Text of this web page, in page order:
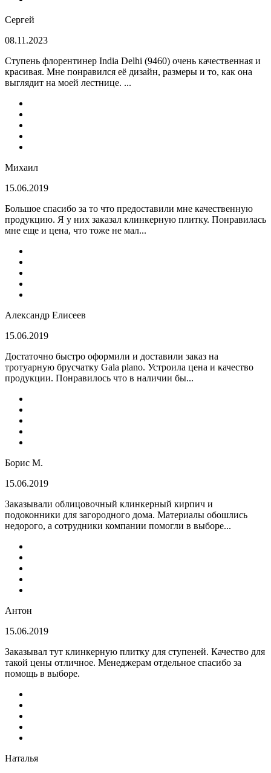
Сергей
08.11.2023
Ступень флорентинер India Delhi (9460) очень качественная и
красивая. Мне понравился её дизайн, размеры и то, как она
выглядит на моей лестнице. ...
Михаил
15.06.2019
Большое спасибо за то что предоставили мне качественную
продукцию. Я у них заказал клинкерную плитку. Понравилась
мне еще и цена, что тоже не мал...
Александр Елисеев
15.06.2019
Достаточно быстро оформили и доставили заказ на
тротуарную брусчатку Gala plano. Устроила цена и качество
продукции. Понравилось что в наличии бы...
Борис М.
15.06.2019
Заказывали облицовочный клинкерный кирпич и
подоконники для загородного дома. Материалы обошлись
недорого, а сотрудники компании помогли в выборе...
Антон
15.06.2019
Заказывал тут клинкерную плитку для ступеней. Качество для
такой цены отличное. Менеджерам отдельное спасибо за
помощь в выборе.
Наталья